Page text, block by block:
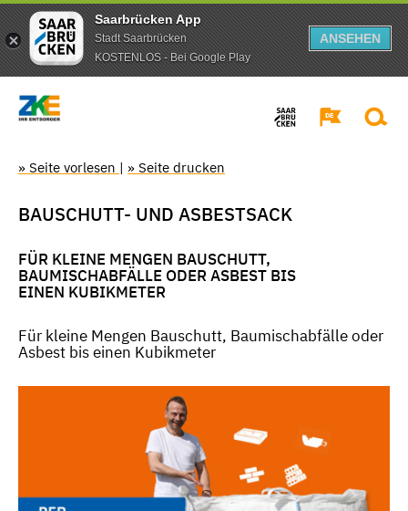
Saarbrücken App
Stadt Saarbrücken
KOSTENLOS - Bei Google Play
ANSEHEN
» Seite vorlesen | » Seite drucken
BAUSCHUTT- UND ASBESTSACK
FÜR KLEINE MENGEN BAUSCHUTT,
BAUMISCHABFÄLLE ODER ASBEST BIS
EINEN KUBIKMETER
Für kleine Mengen Bauschutt, Baumischabfälle oder
Asbest bis einen Kubikmeter